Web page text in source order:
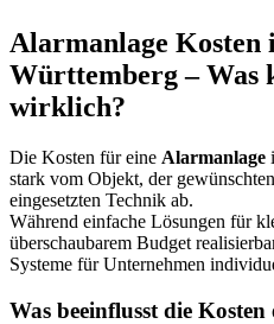
Alarmanlage Kosten
Württemberg – Was
wirklich?
Die Kosten für eine Alarmanlage
stark vom Objekt, der
eingesetzten Technik ab.
Während einfache Lösungen für
überschaubarem Budget
Systeme für Unternehmen
Was beeinflusst die